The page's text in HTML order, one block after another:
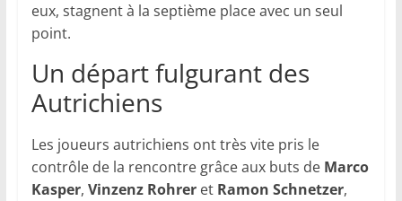
eux, stagnent à la septième place avec un seul
point.
Un départ fulgurant des
Autrichiens
Les joueurs autrichiens ont très vite pris le
contrôle de la rencontre grâce aux buts de Marco
Kasper, Vinzenz Rohreret Ramon Schnetzer,